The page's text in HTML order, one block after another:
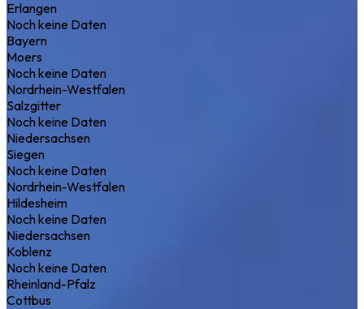
Erlangen
Noch keine Daten
Bayern
Moers
Noch keine Daten
Nordrhein-Westfalen
Salzgitter
Noch keine Daten
Niedersachsen
Siegen
Noch keine Daten
Nordrhein-Westfalen
Hildesheim
Noch keine Daten
Niedersachsen
Koblenz
Noch keine Daten
Rheinland-Pfalz
Cottbus